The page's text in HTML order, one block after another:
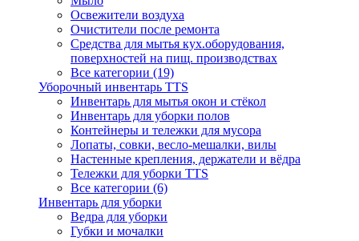
Освежители воздуха
Очистители после ремонта
Средства для мытья кух.оборудования,
поверхностей на пищ. производствах
Все категории (19)
Уборочный инвентарь TTS
Инвентарь для мытья окон и стёкол
Инвентарь для уборки полов
Контейнеры и тележки для мусора
Лопаты, совки, весло-мешалки, вилы
Настенные крепления, держатели и вёдра
Тележки для уборки TTS
Все категории (6)
Инвентарь для уборки
Ведра для уборки
Губки и мочалки